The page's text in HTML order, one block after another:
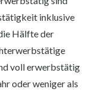
inklusive
Hälfte der
voll erwerbstätig
oder weniger als